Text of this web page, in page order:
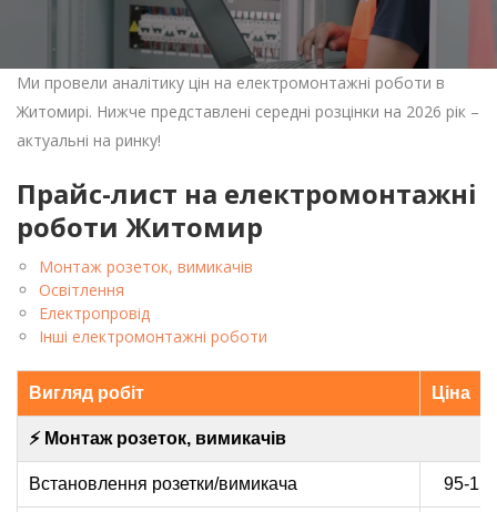
Ми провели аналітику цін на електромонтажні роботи в
Житомирі. Нижче представлені середні розцінки на 2026 рік –
актуальні на ринку!
Прайс-лист на електромонтажні
роботи Житомир
Монтаж розеток, вимикачів
Освітлення
Електропровід
Інші електромонтажні роботи
Вигляд робіт Ціна
⚡ Монтаж розеток, вимикачів
Встановлення розетки/вимикача 95-